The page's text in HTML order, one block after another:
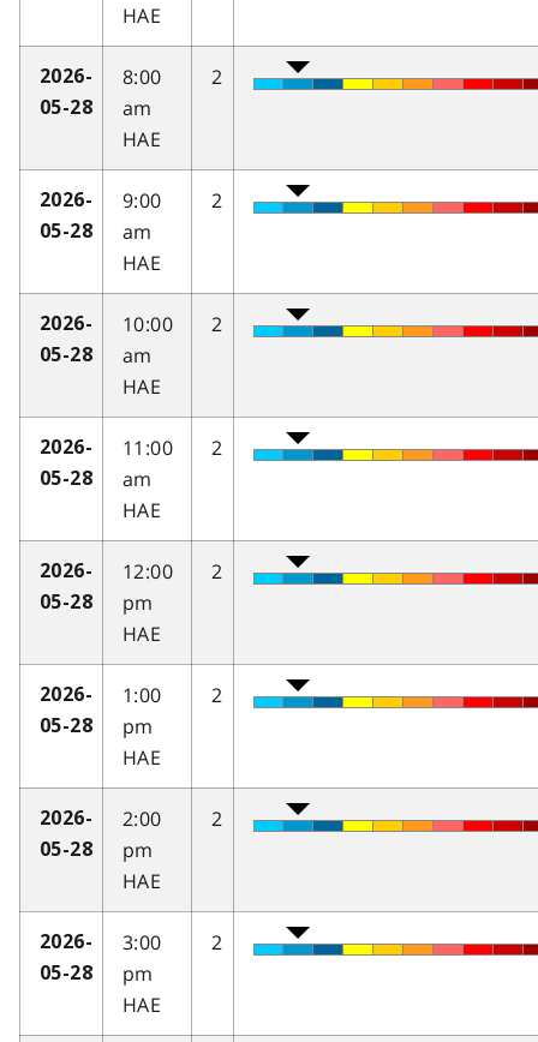
HAE
2026-
05-28
8:00
am
HAE
2
2026-
05-28
9:00
am
HAE
2
2026-
05-28
10:00
am
HAE
2
2026-
05-28
11:00
am
HAE
2
2026-
05-28
12:00
pm
HAE
2
2026-
05-28
1:00
pm
HAE
2
2026-
05-28
2:00
pm
HAE
2
2026-
05-28
3:00
pm
HAE
2